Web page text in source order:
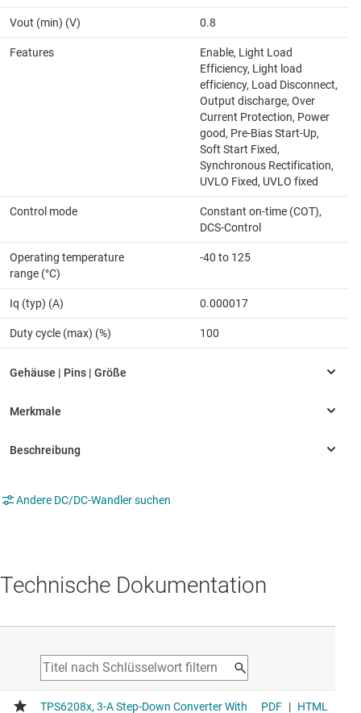
Vout (min) (V) 0.8
Features
Enable, Light Load
Efficiency, Light load
efficiency, Load Disconnect,
Output discharge, Over
Current Protection, Power
good, Pre-Bias Start-Up,
Soft Start Fixed,
Synchronous Rectification,
UVLO Fixed, UVLO fixed
Control mode
Constant on-time (COT),
DCS-Control
Operating temperature
range (°C)
-40 to 125
Iq (typ) (A) 0.000017
Duty cycle (max) (%) 100
Andere DC/DC-Wandler suchen
Technische Dokumentation